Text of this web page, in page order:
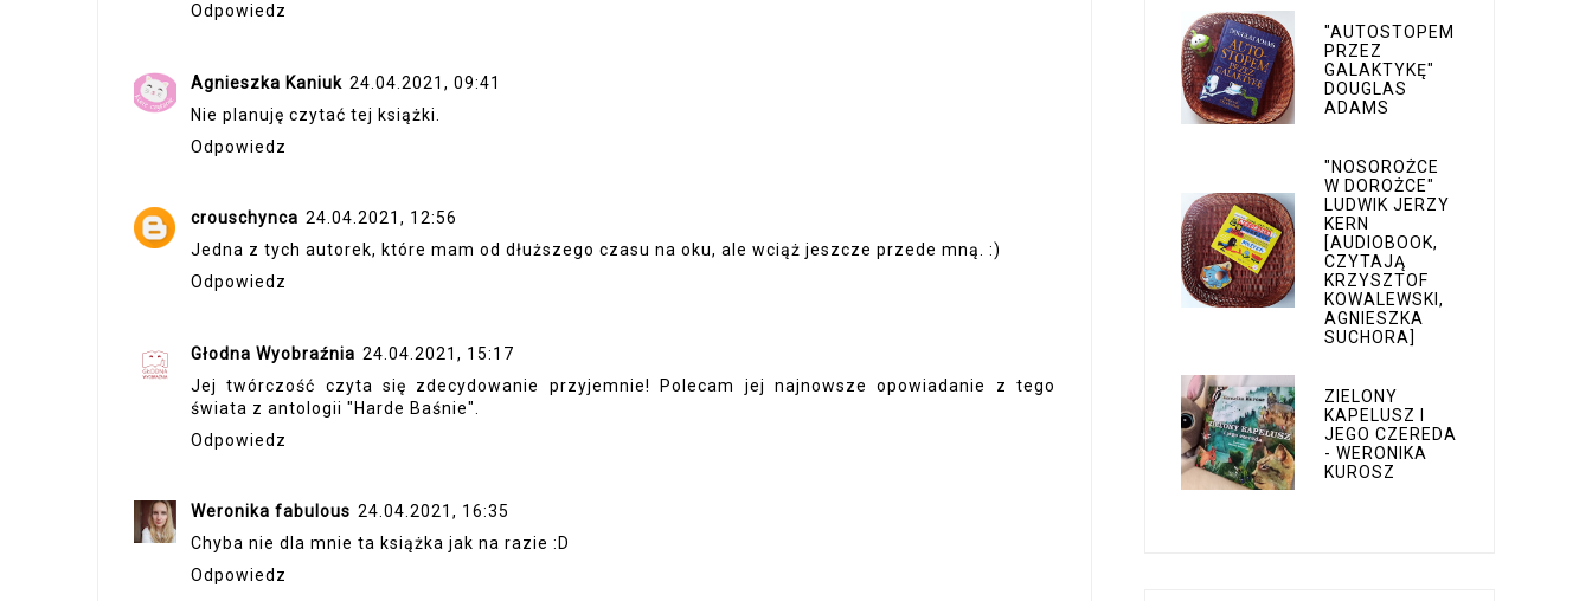
Odpowiedz
Agnieszka Kaniuk 24.04.2021, 09:41
Nie planuję czytać tej książki.
Odpowiedz
crouschynca 24.04.2021, 12:56
Jedna z tych autorek, które mam od dłuższego czasu na oku, ale wciąż jeszcze przede mną. :)
Odpowiedz
Głodna Wyobraźnia 24.04.2021, 15:17
Jej twórczość czyta się zdecydowanie przyjemnie! Polecam jej najnowsze opowiadanie z tego
świata z antologii "Harde Baśnie".
Odpowiedz
Weronika fabulous 24.04.2021, 16:35
Chyba nie dla mnie ta książka jak na razie :D
Odpowiedz
"AUTOSTOPEM
PRZEZ
GALAKTYKĘ"
DOUGLAS
ADAMS
"NOSOROŻCE
W DOROŻCE"
LUDWIK JERZY
KERN
[AUDIOBOOK,
CZYTAJĄ
KRZYSZTOF
KOWALEWSKI,
AGNIESZKA
SUCHORA]
ZIELONY
KAPELUSZ I
JEGO CZEREDA
- WERONIKA
KUROSZ